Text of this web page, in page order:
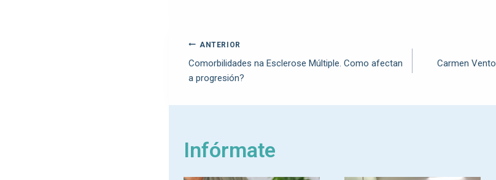
ANTERIOR
Comorbilidades na Esclerose Múltiple. Como afectan
a progresión?
Carmen
Infórmate